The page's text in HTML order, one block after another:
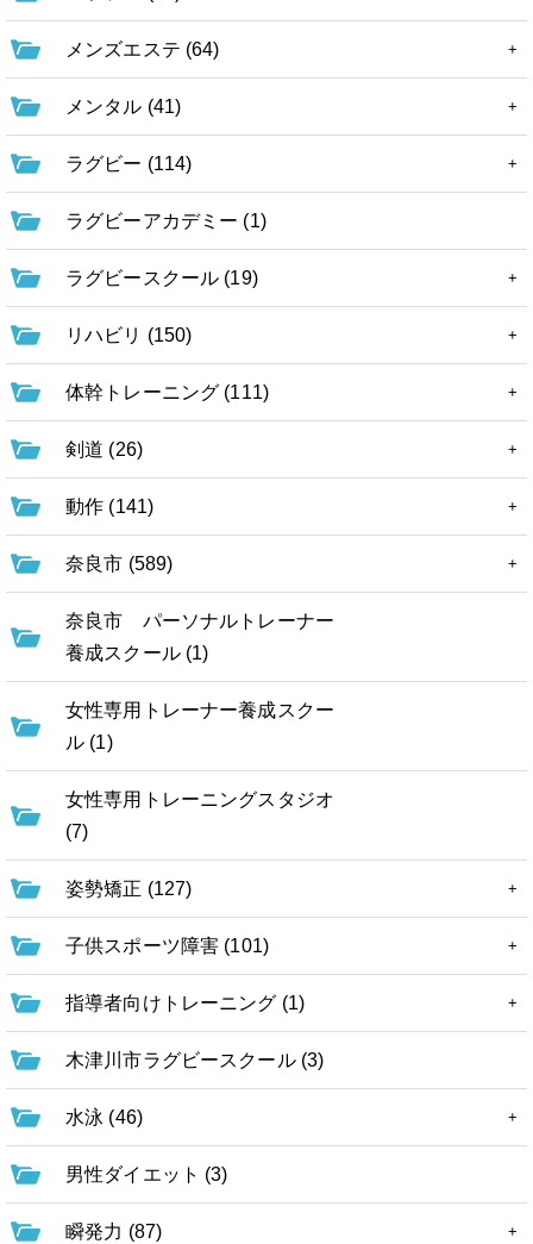
メンズエステ (64)
メンタル (41)
ラグビー (114)
ラグビーアカデミー (1)
ラグビースクール (19)
リハビリ (150)
体幹トレーニング (111)
剣道 (26)
動作 (141)
奈良市 (589)
奈良市 パーソナルトレーナー
養成スクール (1)
女性専用トレーナー養成スクー
ル (1)
女性専用トレーニングスタジオ
(7)
姿勢矯正 (127)
子供スポーツ障害 (101)
指導者向けトレーニング (1)
木津川市ラグビースクール (3)
水泳 (46)
男性ダイエット (3)
瞬発力 (87)